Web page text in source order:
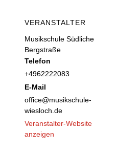
VERANSTALTER
Musikschule Südliche
Bergstraße
Telefon
+4962222083
E-Mail
office@musikschule-
wiesloch.de
Veranstalter-Website
anzeigen